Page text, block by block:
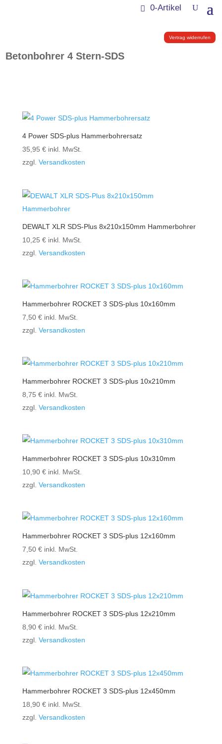
0-Artikel
Vertrag widerrufen
Betonbohrer 4 Stern-SDS
4 Power SDS-plus Hammerbohrersatz
35,95 € inkl. MwSt.
zzgl. Versandkosten
DEWALT XLR SDS-Plus 8x210x150mm Hammerbohrer
10,25 € inkl. MwSt.
zzgl. Versandkosten
Hammerbohrer ROCKET 3 SDS-plus 10x160mm
7,50 € inkl. MwSt.
zzgl. Versandkosten
Hammerbohrer ROCKET 3 SDS-plus 10x210mm
8,75 € inkl. MwSt.
zzgl. Versandkosten
Hammerbohrer ROCKET 3 SDS-plus 10x310mm
10,90 € inkl. MwSt.
zzgl. Versandkosten
Hammerbohrer ROCKET 3 SDS-plus 12x160mm
7,50 € inkl. MwSt.
zzgl. Versandkosten
Hammerbohrer ROCKET 3 SDS-plus 12x210mm
8,90 € inkl. MwSt.
zzgl. Versandkosten
Hammerbohrer ROCKET 3 SDS-plus 12x450mm
18,90 € inkl. MwSt.
zzgl. Versandkosten